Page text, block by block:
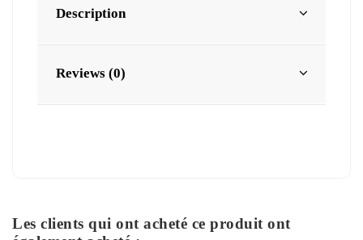
Description
Reviews (0)
Les clients qui ont acheté ce produit ont